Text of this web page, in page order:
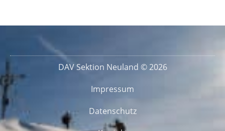
DAV Sektion Neuland © 2026
Impressum
Datenschutz